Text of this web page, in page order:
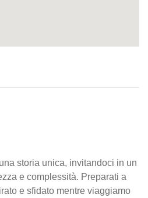
storia unica, invitandoci in un
e complessità. Preparati a
e sfidato mentre viaggiamo